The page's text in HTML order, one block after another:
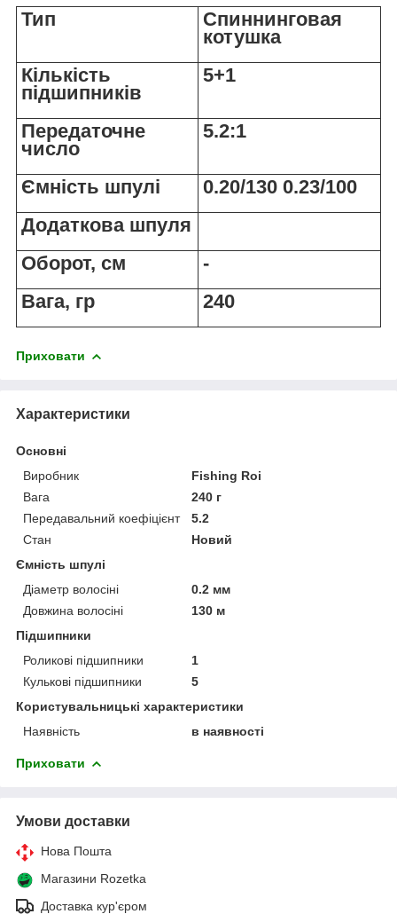
Тип
Спиннинговая
котушка
Кількість
підшипників
5+1
Передаточне
число
5.2:1
Ємність шпулі
0.20/130 0.23/100
Додаткова шпуля
Оборот, см
-
Вага, гр
240
Приховати
Характеристики
Основні
Виробник
Fishing Roi
Вага
240 г
Передавальний коефіцієнт
5.2
Стан
Новий
Ємність шпулі
Діаметр волосіні
0.2 мм
Довжина волосіні
130 м
Підшипники
Роликові підшипники
1
Кулькові підшипники
5
Користувальницькі характеристики
Наявність
в наявності
Приховати
Умови доставки
Нова Пошта
Магазини Rozetka
Доставка кур'єром